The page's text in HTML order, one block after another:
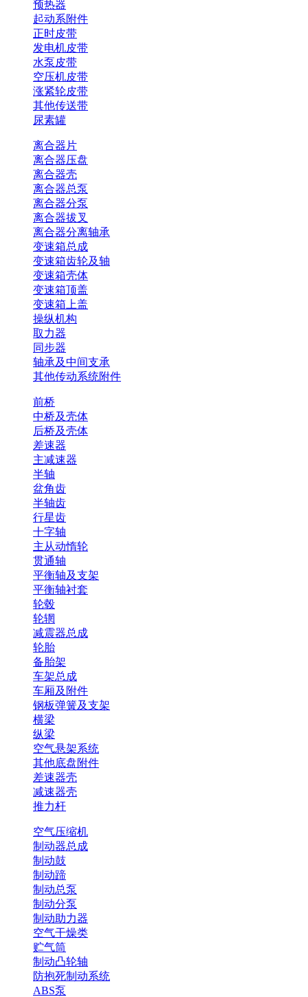
预热器
起动系附件
正时皮带
发电机皮带
水泵皮带
空压机皮带
涨紧轮皮带
其他传送带
尿素罐
离合器片
离合器压盘
离合器壳
离合器总泵
离合器分泵
离合器拔叉
离合器分离轴承
变速箱总成
变速箱齿轮及轴
变速箱壳体
变速箱顶盖
变速箱上盖
操纵机构
取力器
同步器
轴承及中间支承
其他传动系统附件
前桥
中桥及壳体
后桥及壳体
差速器
主减速器
半轴
盆角齿
半轴齿
行星齿
十字轴
主从动惰轮
贯通轴
平衡轴及支架
平衡轴衬套
轮毂
轮辋
减震器总成
轮胎
备胎架
车架总成
车厢及附件
钢板弹簧及支架
横梁
纵梁
空气悬架系统
其他底盘附件
差速器壳
减速器壳
推力杆
空气压缩机
制动器总成
制动鼓
制动蹄
制动总泵
制动分泵
制动助力器
空气干燥类
贮气筒
制动凸轮轴
防抱死制动系统
ABS泵